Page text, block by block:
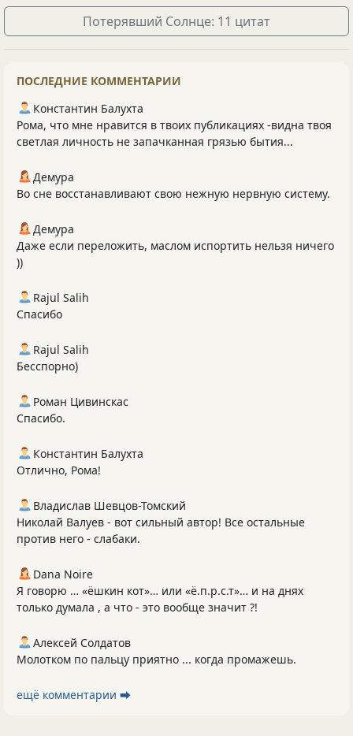
Потерявший Солнце: 11 цитат
ПОСЛЕДНИЕ КОММЕНТАРИИ
Константин Балухта
Рома, что мне нравится в твоих публикациях -видна твоя
светлая личность не запачканная грязью бытия...
Демура
Во сне восстанавливают свою нежную нервную систему.
Демура
Даже если переложить, маслом испортить нельзя ничего
))
Rajul Salih
Спасибо
Rajul Salih
Бесспорно)
Роман Цивинскас
Спасибо.
Константин Балухта
Отлично, Рома!
Владислав Шевцов-Томский
Николай Валуев - вот сильный автор! Все остальные
против него - слабаки.
Dana Noire
Я говорю … «ёшкин кот»… или «ё.п.р.с.т»… и на днях
только думала , а что - это вообще значит ?!
Алексей Солдатов
Молотком по пальцу приятно ... когда промажешь.
ещё комментарии ⮕